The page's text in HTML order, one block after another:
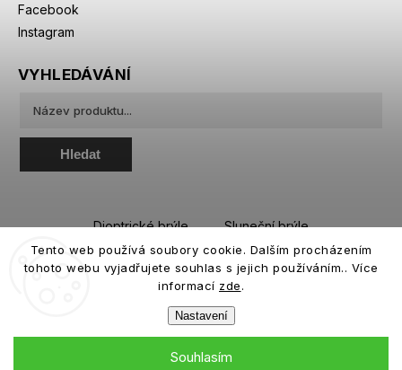
Tento web používá soubory cookie. Dalším procházením
tohoto webu vyjadřujete souhlas s jejich používáním.. Více
informací zde.
Nastavení
Souhlasím
Facebook
Instagram
VYHLEDÁVÁNÍ
Hledat
Dioptrické brýle
Sluneční brýle
Sportovní brýle
Kontaktní čočky
Roztoky a oční kapky